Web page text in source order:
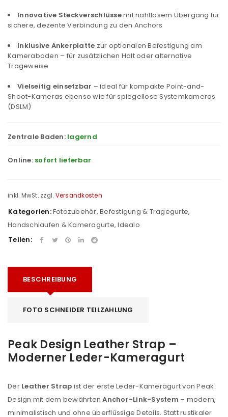
Innovative Steckverschlüssemit nahtlosem Übergang für
sichere, dezente Verbindung zu den Anchors
Inklusive Ankerplatte zur optionalen Befestigung am
Kameraboden – für zusätzlichen Halt oder alternative
Trageweise
Vielseitig einsetzbar – ideal für kompakte Point-and-
Shoot-Kameras ebenso wie für spiegellose Systemkameras
(DSLM)
Zentrale Baden: lagernd
Online: sofort lieferbar
inkl. MwSt. zzgl. Versandkosten
Kategorien:Fotozubehör, Befestigung & Tragegurte,
Handschlaufen & Kameragurte,Idealo
Teilen:
BESCHREIBUNG
FOTO SCHNEIDER TEILZAHLUNG
Peak Design Leather Strap –
Moderner Leder-Kameragurt
Der Leather Strap ist der erste Leder-Kameragurt von Peak
Design mit dem bewährtenAnchor-Link-System – modern,
minimalistisch und ohne überflüssige Details. Statt rustikaler